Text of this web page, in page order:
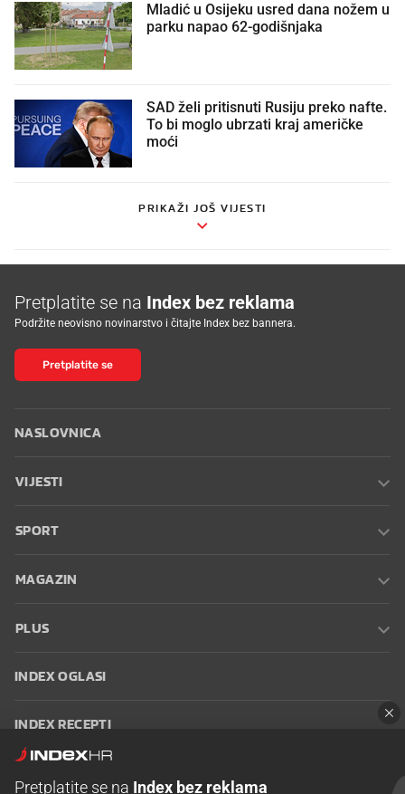
Mladić u Osijeku usred dana nožem u
parku napao 62-godišnjaka
SAD želi pritisnuti Rusiju preko nafte.
To bi moglo ubrzati kraj američke
moći
PRIKAŽI JOŠ VIJESTI
Pretplatite se na Index bez reklama
Podržite neovisno novinarstvo i čitajte Index bez bannera.
Pretplatite se
NASLOVNICA
VIJESTI
SPORT
MAGAZIN
PLUS
INDEX OGLASI
INDEX RECEPTI
Pretplatite se na Index bez reklama